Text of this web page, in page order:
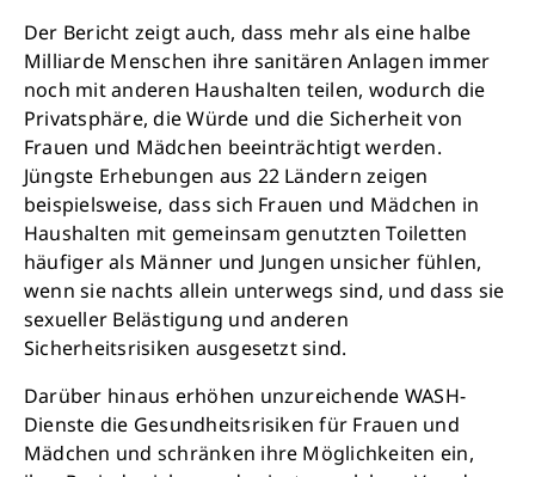
Der Bericht zeigt auch, dass mehr als eine halbe
Milliarde Menschen ihre sanitären Anlagen immer
noch mit anderen Haushalten teilen, wodurch die
Privatsphäre, die Würde und die Sicherheit von
Frauen und Mädchen beeinträchtigt werden.
Jüngste Erhebungen aus 22 Ländern zeigen
beispielsweise, dass sich Frauen und Mädchen in
Haushalten mit gemeinsam genutzten Toiletten
häufiger als Männer und Jungen unsicher fühlen,
wenn sie nachts allein unterwegs sind, und dass sie
sexueller Belästigung und anderen
Sicherheitsrisiken ausgesetzt sind.
Darüber hinaus erhöhen unzureichende WASH-
Dienste die Gesundheitsrisiken für Frauen und
Mädchen und schränken ihre Möglichkeiten ein,
Schließen